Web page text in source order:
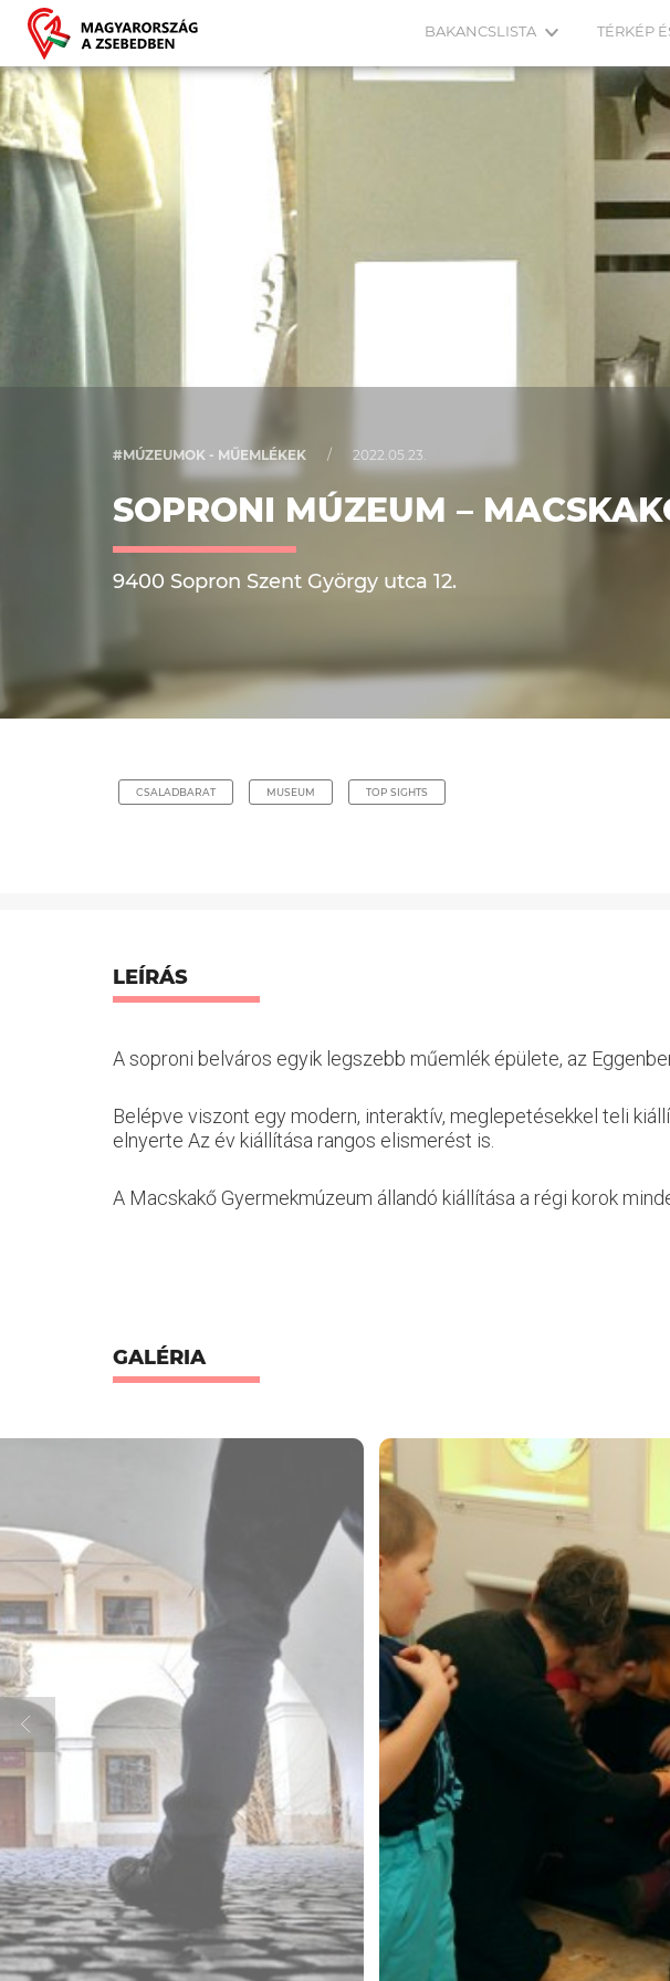
BAKANCSLISTA TÉRKÉP
#MÚZEUMOK - MŰEMLÉKEK / 2022.05.23.
SOPRONI MÚZEUM –
9400 Sopron Szent György utca 12.
CSALADBARAT MUSEUM TOP SIGHTS
LEÍRÁS
A soproni belváros egyik legszebb műemlék épülete, az
Belépve viszont egy modern, interaktív, meglepetésekkel teli
elnyerte Az év kiállítása rangos elismerést is.
A Macskakő Gyermekmúzeum állandó kiállítása a régi korok
GALÉRIA